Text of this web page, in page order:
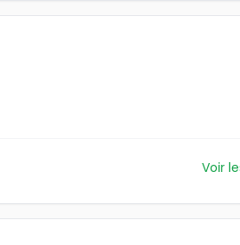
Voir